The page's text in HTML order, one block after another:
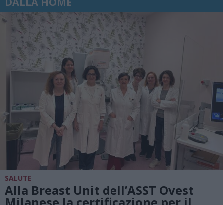
SALUTE
Alla Breast Unit dell’ASST Ovest
Milanese la certificazione per il